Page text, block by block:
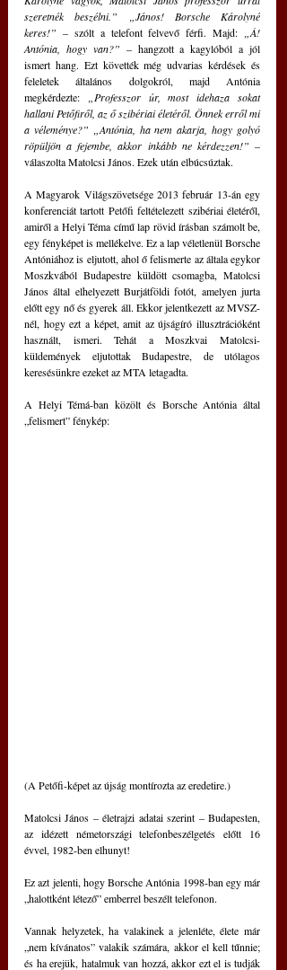
szeretnék beszélni.” „János! Borsche Károlyné
keres!” – szólt a telefont felvevő férfi. Majd: „Á!
Antónia, hogy van?” – hangzott a kagylóból a jól
ismert hang. Ezt követték még udvarias kérdések és
feleletek általános dolgokról, majd Antónia
megkérdezte: „Professzor úr, most idehaza sokat
hallani Petőfiről, az ő szibériai életéről. Önnek erről mi
a véleménye?” „Antónia, ha nem akarja, hogy golyó
röpüljön a fejembe, akkor inkább ne kérdezzen!” –
válaszolta Matolcsi János. Ezek után elbúcsúztak.
A Magyarok Világszövetsége 2013 február 13-án egy
konferenciát tartott Petőfi feltételezett szibériai életéről,
amiről a Helyi Téma című lap rövid írásban számolt be,
egy fényképet is mellékelve. Ez a lap véletlenül Borsche
Antóniához is eljutott, ahol ő felismerte az általa egykor
Moszkvából Budapestre küldött csomagba, Matolcsi
János által elhelyezett Burjátföldi fotót, amelyen jurta
előtt egy nő és gyerek áll. Ekkor jelentkezett az MVSZ-
nél, hogy ezt a képet, amit az újságíró illusztrációként
használt, ismeri. Tehát a Moszkvai Matolcsi-
küldemények eljutottak Budapestre, de utólagos
keresésünkre ezeket az MTA letagadta.
A Helyi Témá-ban közölt és Borsche Antónia által
„felismert” fénykép:
(A Petőfi-képet az újság montírozta az eredetire.)
Matolcsi János – életrajzi adatai szerint – Budapesten,
az idézett németországi telefonbeszélgetés előtt 16
évvel, 1982-ben elhunyt!
Ez azt jelenti, hogy Borsche Antónia 1998-ban egy már
„halottként létező” emberrel beszélt telefonon.
Vannak helyzetek, ha valakinek a jelenléte, élete már
„nem kívánatos” valakik számára, akkor el kell tűnnie;
és ha erejük, hatalmuk van hozzá, akkor ezt el is tudják